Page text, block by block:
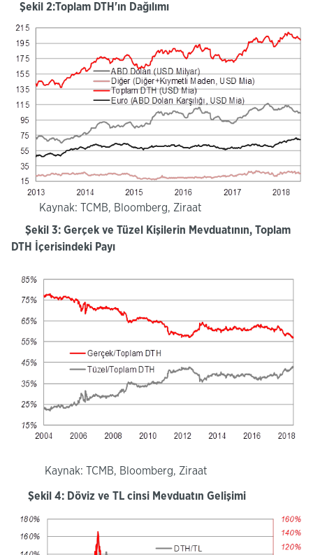
Şekil 2:Toplam DTH'ın Dağılımı
Kaynak: TCMB, Bloomberg, Ziraat
Şekil 3: Gerçek ve Tüzel Kişilerin Mevduatının, Toplam
DTH İçerisindeki Payı
Kaynak: TCMB, Bloomberg, Ziraat
Şekil 4: Döviz ve TL cinsi Mevduatın Gelişimi